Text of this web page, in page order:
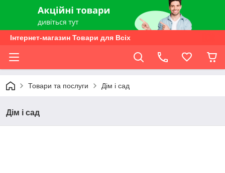
Інтернет-магазин Товари для Всіх
Товари та послуги Дім і сад
Дім і сад